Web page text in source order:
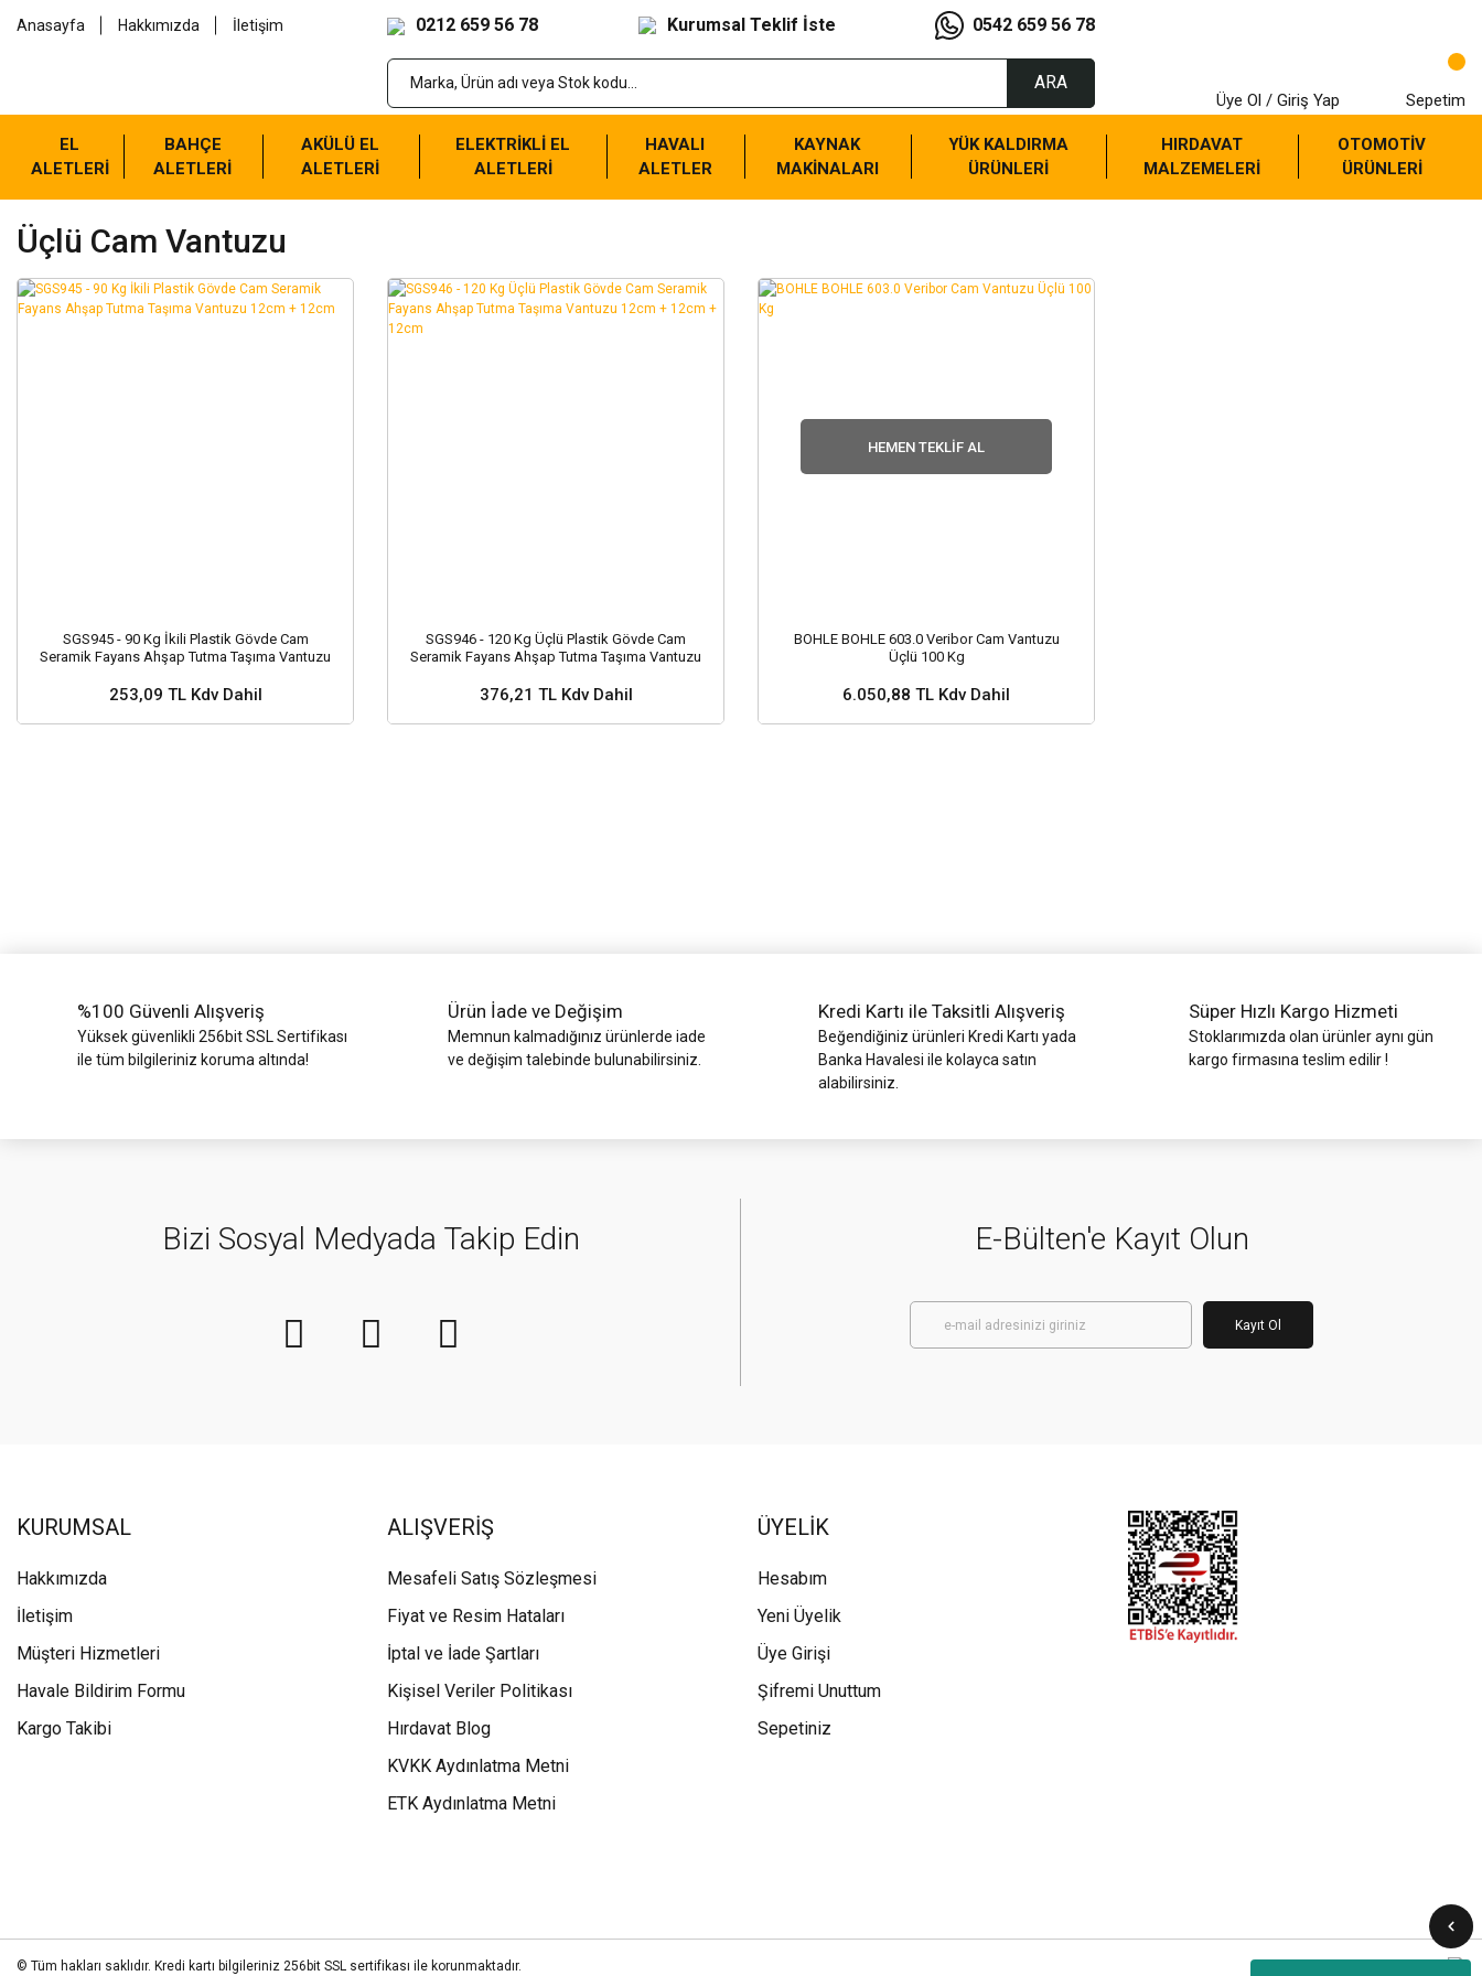
Anasayfa Hakkımızda İletişim 0212 659 56 78 Kurumsal Teklif İste 0542 659 56 78
ARA
Üye Ol / Giriş Yap Sepetim
EL
ALETLERİ
BAHÇE
ALETLERİ
AKÜLÜ EL
ALETLERİ
ELEKTRİKLİ EL
ALETLERİ
HAVALI
ALETLER
KAYNAK
MAKİNALARI
YÜK KALDIRMA
ÜRÜNLERİ
HIRDAVAT
MALZEMELERİ
OTOMOTİV
ÜRÜNLERİ
Üçlü Cam Vantuzu
SGS945 - 90 Kg İkili Plastik Gövde Cam
Seramik Fayans Ahşap Tutma Taşıma Vantuzu
253,09 TL Kdv Dahil
SGS946 - 120 Kg Üçlü Plastik Gövde Cam
Seramik Fayans Ahşap Tutma Taşıma Vantuzu
376,21 TL Kdv Dahil
HEMEN TEKLIF AL
BOHLE BOHLE 603.0 Veribor Cam Vantuzu
Üçlü 100 Kg
6.050,88 TL Kdv Dahil
%100 Güvenli Alışveriş
Yüksek güvenlikli 256bit SSL Sertifikası
ile tüm bilgileriniz koruma altında!
Ürün İade ve Değişim
Memnun kalmadığınız ürünlerde iade
ve değişim talebinde bulunabilirsiniz.
Kredi Kartı ile Taksitli Alışveriş
Beğendiğiniz ürünleri Kredi Kartı yada
Banka Havalesi ile kolayca satın
alabilirsiniz.
Süper Hızlı Kargo Hizmeti
Stoklarımızda olan ürünler aynı gün
kargo firmasına teslim edilir !
Bizi Sosyal Medyada Takip Edin E-Bülten'e Kayıt Olun
Kayıt Ol
KURUMSAL
Hakkımızda
İletişim
Müşteri Hizmetleri
Havale Bildirim Formu
Kargo Takibi
ALIŞVERİŞ
Mesafeli Satış Sözleşmesi
Fiyat ve Resim Hataları
İptal ve İade Şartları
Kişisel Veriler Politikası
Hırdavat Blog
KVKK Aydınlatma Metni
ETK Aydınlatma Metni
ÜYELİK
Hesabım
Yeni Üyelik
Üye Girişi
Şifremi Unuttum
Sepetiniz
© Tüm hakları saklıdır. Kredi kartı bilgileriniz 256bit SSL sertifikası ile korunmaktadır.